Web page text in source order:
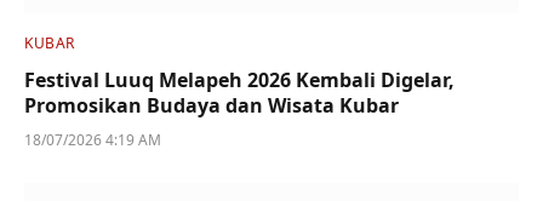
KUBAR
Festival Luuq Melapeh 2026 Kembali Digelar,
Promosikan Budaya dan Wisata Kubar
18/07/2026 4:19 AM